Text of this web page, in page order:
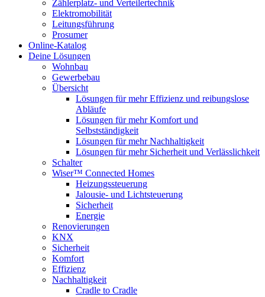
Zählerplatz- und Verteilertechnik
Elektromobilität
Leitungsführung
Prosumer
Online-Katalog
Deine Lösungen
Wohnbau
Gewerbebau
Übersicht
Lösungen für mehr Effizienz und reibungslose
Abläufe
Lösungen für mehr Komfort und
Selbstständigkeit
Lösungen für mehr Nachhaltigkeit
Lösungen für mehr Sicherheit und Verlässlichkeit
Schalter
Wiser™ Connected Homes
Heizungssteuerung
Jalousie- und Lichtsteuerung
Sicherheit
Energie
Renovierungen
KNX
Sicherheit
Komfort
Effizienz
Nachhaltigkeit
Cradle to Cradle